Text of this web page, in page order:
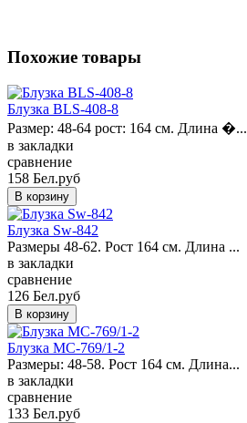
Похожие товары
Блузка BLS-408-8
Размер: 48-64 рост: 164 см. Длина �...
в закладки
сравнение
158 Бел.руб
Блузка Sw-842
Размеры 48-62. Рост 164 см. Длина ...
в закладки
сравнение
126 Бел.руб
Блузка MC-769/1-2
Размеры: 48-58. Рост 164 см. Длина...
в закладки
сравнение
133 Бел.руб